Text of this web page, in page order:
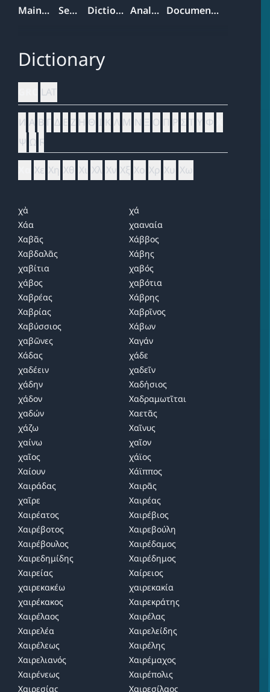
Mainpage Search Dictionary Analyzer Documentation
Dictionary
LAT
Ͷ Α Β Γ Δ Ε Ζ Η Θ Ι Κ Λ Μ Ν Ξ Ο Π Ρ Σ Τ Υ Φ
Ψ Ω Ϝ
Χε Χη Χθ Χι Χλ Χν Χξ Χο Χρ Χυ Χω
χἀ
χά
Χάα
χααναία
Χαβᾶς
Χάββος
Χαβδαλᾶς
Χάβης
χαβίτια
χαβός
χάβος
χαβότια
Χαβρέας
Χάβρης
Χαβρίας
Χαβρῖνος
Χαβύσσιος
Χάβων
χαβῶνες
Χαγάν
Χάδας
χάδε
χαδέειν
χαδεῖν
χάδην
Χαδήσιος
χάδον
Χαδραμωτῖται
χαδών
Χαετᾶς
χάζω
Χαῖνυς
χαίνω
χαῖον
χαῖος
χάϊος
Χαίουν
Χάϊππος
Χαιράδας
Χαιρᾶς
χαῖρε
Χαιρέας
Χαιρέατος
Χαιρέβιος
Χαιρέβοτος
Χαιρεβούλη
Χαιρέβουλος
Χαιρέδαμος
Χαιρεδημίδης
Χαιρέδημος
Χαιρείας
Χαίρειος
χαιρεκακέω
χαιρεκακία
χαιρέκακος
Χαιρεκράτης
Χαιρέλαος
Χαιρέλας
Χαιρελέα
Χαιρελείδης
Χαιρέλεως
Χαιρέλης
Χαιρελιανός
Χαιρέμαχος
Χαιρένεως
Χαιρέπολις
Χαιρεσίας
Χαιρεσίλαος